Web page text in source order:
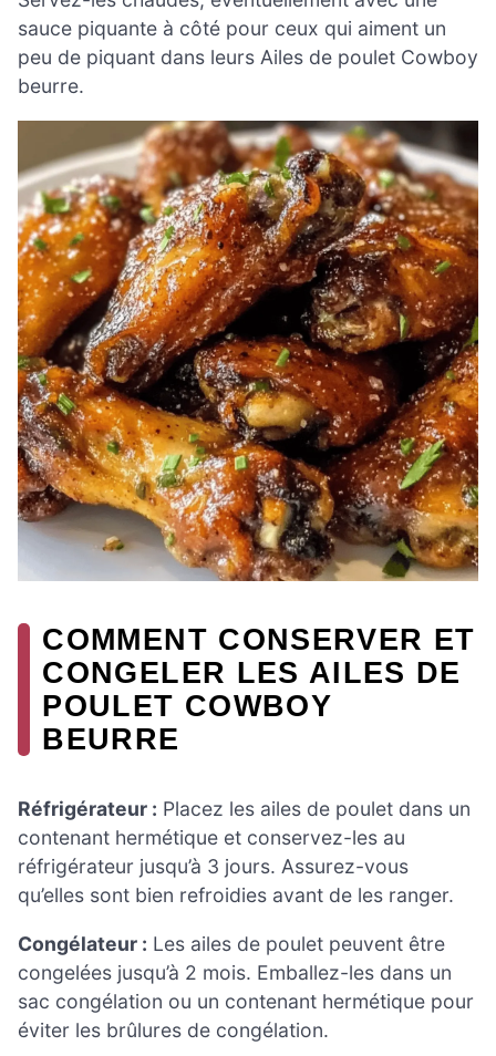
sauce piquante à côté pour ceux qui aiment un
peu de piquant dans leurs Ailes de poulet Cowboy
beurre.
COMMENT CONSERVER ET
CONGELER LES AILES DE
POULET COWBOY
BEURRE
Réfrigérateur : Placez les ailes de poulet dans un
contenant hermétique et conservez-les au
réfrigérateur jusqu’à 3 jours. Assurez-vous
qu’elles sont bien refroidies avant de les ranger.
Congélateur : Les ailes de poulet peuvent être
congelées jusqu’à 2 mois. Emballez-les dans un
sac congélation ou un contenant hermétique pour
éviter les brûlures de congélation.